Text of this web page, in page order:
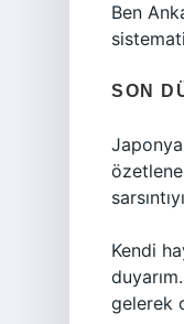
Ben
SON
Kendi
gelerek